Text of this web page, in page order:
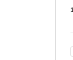
11.